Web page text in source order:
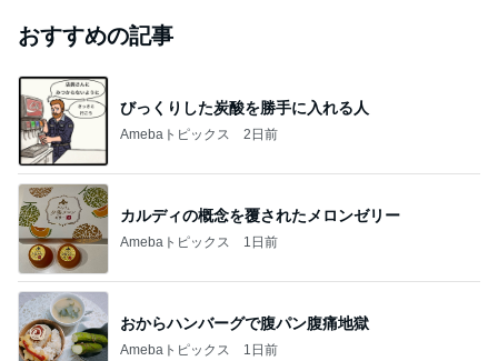
おすすめの記事
びっくりした炭酸を勝手に入れる人
Amebaトピックス 2日前
カルディの概念を覆されたメロンゼリー
Amebaトピックス 1日前
おからハンバーグで腹パン腹痛地獄
Amebaトピックス 1日前